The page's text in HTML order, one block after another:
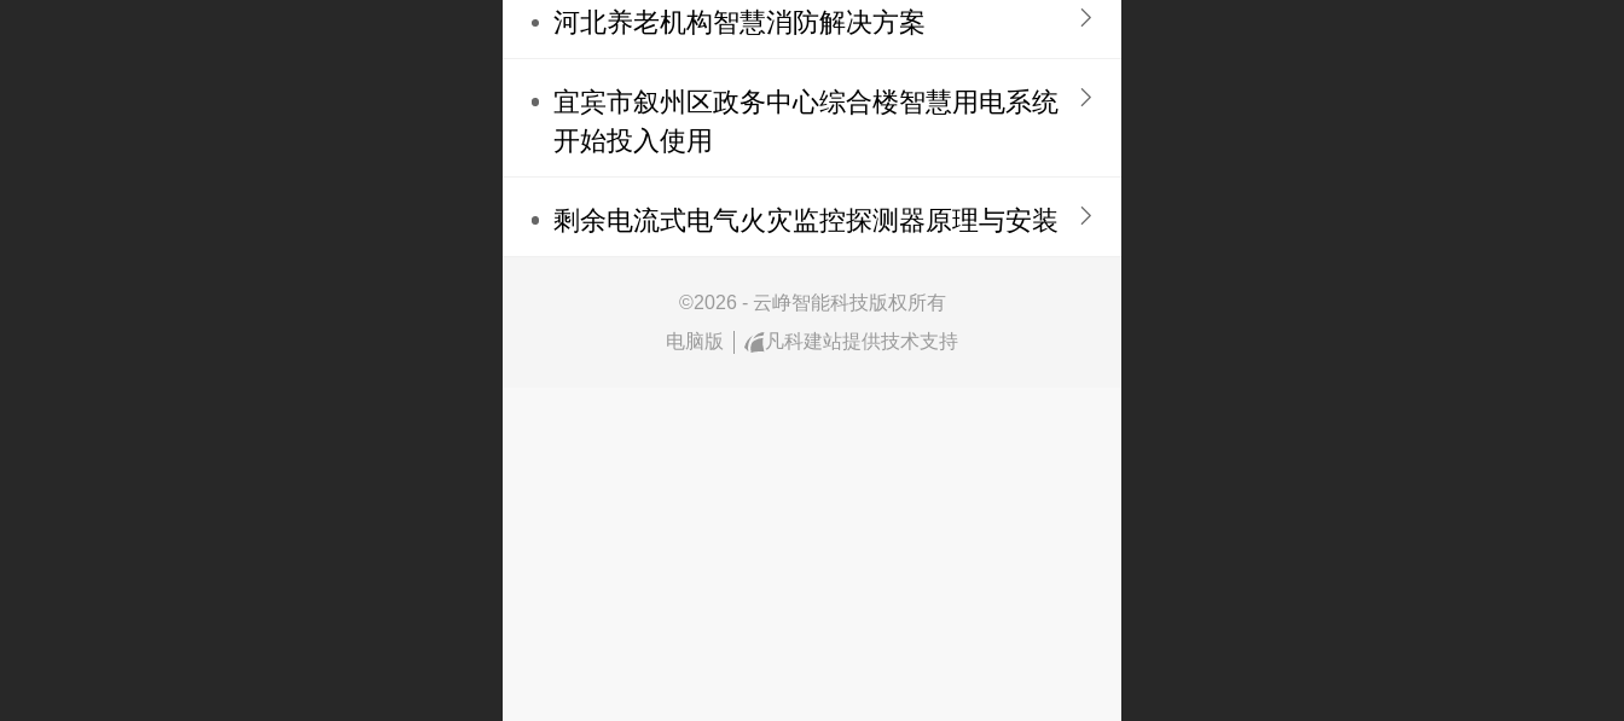
河北养老机构智慧消防解决方案
宜宾市叙州区政务中心综合楼智慧用电系统
开始投入使用
剩余电流式电气火灾监控探测器原理与安装
©2026 - 云峥智能科技版权所有
电脑版
凡科建站提供技术支持